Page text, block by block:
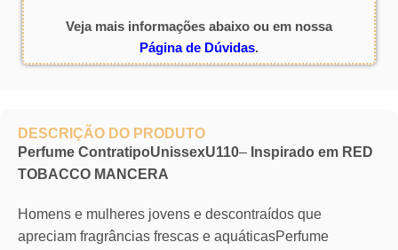
Veja mais informações abaixo ou em nossa
Página de Dúvidas.
DESCRIÇÃO DO PRODUTO
Perfume ContratipoUnissexU110– Inspirado em RED
TOBACCO MANCERA
Homens e mulheres jovens e descontraídos que
apreciam fragrâncias frescas e aquáticasPerfume